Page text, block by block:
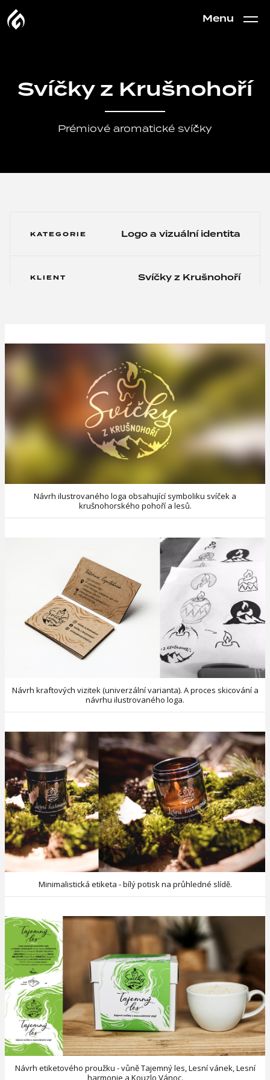
Menu
Svíčky z Krušnohoří
Prémiové aromatické svíčky
KATEGORIE Logo a vizuální identita
KLIENT Svíčky z Krušnohoří
Návrh ilustrovaného loga obsahující symboliku svíček a
krušnohorského pohoří a lesů.
Návrh kraftových vizitek (univerzální varianta). A proces skicování a
návrhu ilustrovaného loga.
Minimalistická etiketa - bílý potisk na průhledné slídě.
Návrh etiketového proužku - vůně Tajemný les, Lesní vánek, Lesní
harmonie a Kouzlo Vánoc.